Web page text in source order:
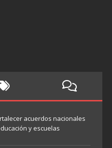
acuerdos nacionales
y escuelas